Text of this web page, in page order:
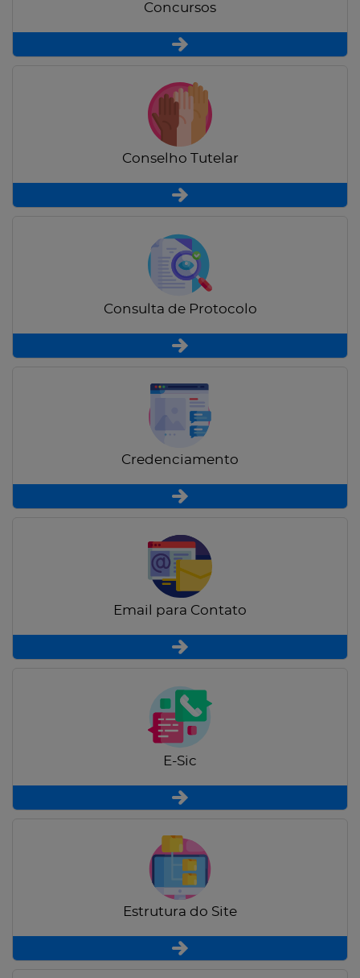
Concursos
Conselho Tutelar
Consulta de Protocolo
Credenciamento
Email para Contato
E-Sic
Estrutura do Site